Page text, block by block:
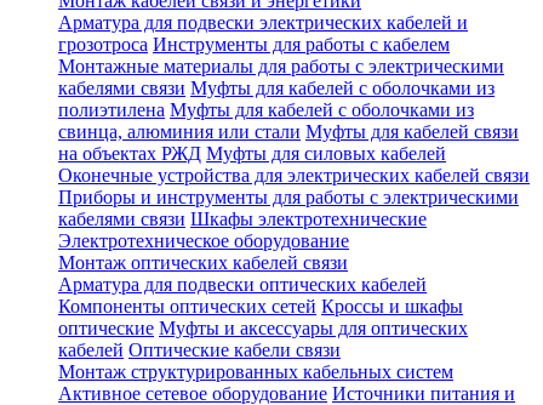
Арматура для подвески электрических кабелей и
грозотроса Инструменты для работы с кабелем
Монтажные материалы для работы с электрическими
кабелями связи Муфты для кабелей с оболочками из
полиэтилена Муфты для кабелей с оболочками из
свинца, алюминия или стали Муфты для кабелей связи
на объектах РЖД Муфты для силовых кабелей
Оконечные устройства для электрических кабелей связи
Приборы и инструменты для работы с электрическими
кабелями связи Шкафы электротехнические
Электротехническое оборудование
Монтаж оптических кабелей связи
Арматура для подвески оптических кабелей
Компоненты оптических сетей Кроссы и шкафы
оптические Муфты и аксессуары для оптических
кабелей Оптические кабели связи
Монтаж структурированных кабельных систем
Активное сетевое оборудование Источники питания и